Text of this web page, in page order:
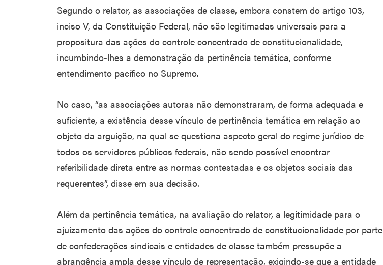
Segundo o relator, as associações de classe, embora constem do artigo 103,
inciso V, da Constituição Federal, não são legitimadas universais para a
propositura das ações do controle concentrado de constitucionalidade,
incumbindo-lhes a demonstração da pertinência temática, conforme
entendimento pacífico no Supremo.
No caso, “as associações autoras não demonstraram, de forma adequada e
suficiente, a existência desse vínculo de pertinência temática em relação ao
objeto da arguição, na qual se questiona aspecto geral do regime jurídico de
todos os servidores públicos federais, não sendo possível encontrar
referibilidade direta entre as normas contestadas e os objetos sociais das
requerentes”, disse em sua decisão.
Além da pertinência temática, na avaliação do relator, a legitimidade para o
ajuizamento das ações do controle concentrado de constitucionalidade por parte
de confederações sindicais e entidades de classe também pressupõe a
abrangência ampla desse vínculo de representação, exigindo-se que a entidade